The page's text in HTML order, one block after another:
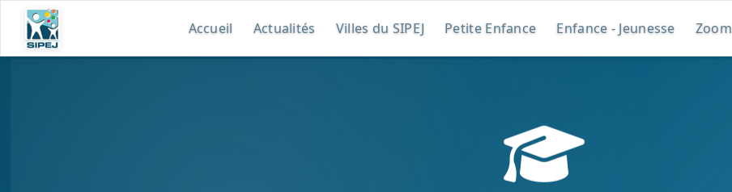
Accueil Actualités Villes du SIPEJ Petite Enfance Enfance - Jeunesse Zoom